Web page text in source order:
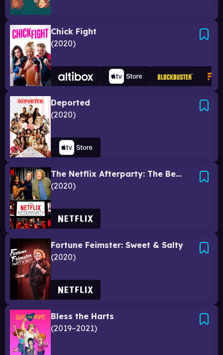
Chick Fight
2020
Deported
2020
The Netflix Afterparty: The Best Shows of the Worst Year
2020
Fortune Feimster: Sweet & Salty
2020
Bless the Harts
2019–2021